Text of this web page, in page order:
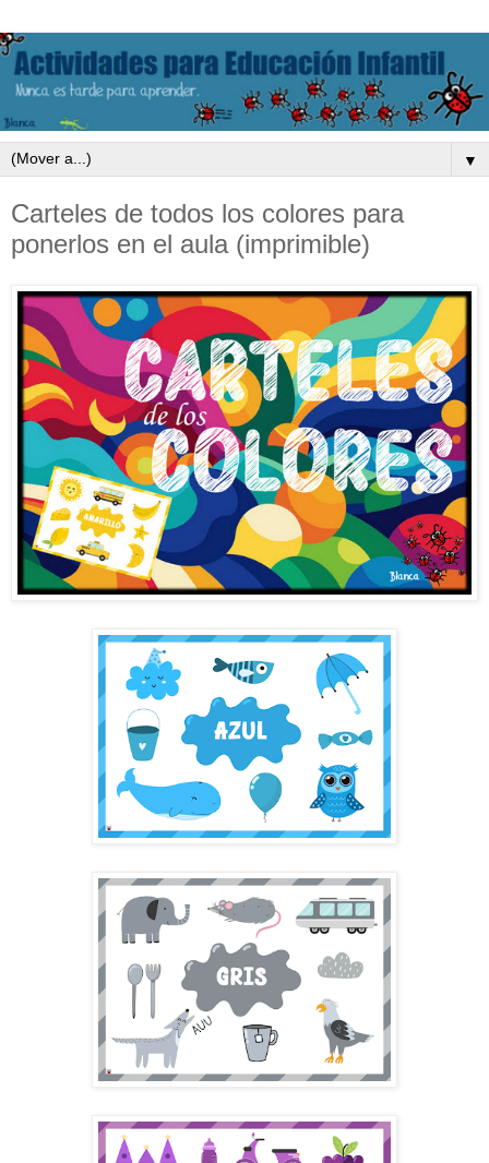
▼
Carteles de todos los colores para
ponerlos en el aula (imprimible)